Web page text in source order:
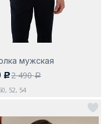
мужская
c2 490a
52, 54